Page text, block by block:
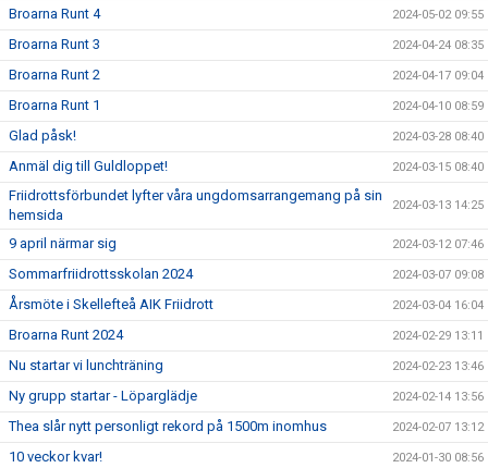
Broarna Runt 4 2024-05-02 09:55
Broarna Runt 3 2024-04-24 08:35
Broarna Runt 2 2024-04-17 09:04
Broarna Runt 1 2024-04-10 08:59
Glad påsk! 2024-03-28 08:40
Anmäl dig till Guldloppet! 2024-03-15 08:40
Friidrottsförbundet lyfter våra ungdomsarrangemang på sin
hemsida
2024-03-13 14:25
9 april närmar sig 2024-03-12 07:46
Sommarfriidrottsskolan 2024 2024-03-07 09:08
Årsmöte i Skellefteå AIK Friidrott 2024-03-04 16:04
Broarna Runt 2024 2024-02-29 13:11
Nu startar vi lunchträning 2024-02-23 13:46
Ny grupp startar - Löparglädje 2024-02-14 13:56
Thea slår nytt personligt rekord på 1500m inomhus 2024-02-07 13:12
10 veckor kvar! 2024-01-30 08:56